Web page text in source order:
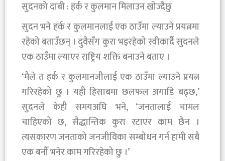
सुदनको दाबी : हर्क र कुलमान मिलाउन खोज्दैछु
सुदन भने हर्क र कुलमानलाई एक ठाउँमा ल्याउने प्रयत्नमा
रहेको बताउँछन् । दुवैसँग कुरा भइरहेको स्वीकार्दै सुदनले
एक ठाउँमा ल्याएर राष्ट्रिय शक्ति बनाउने बताए ।
‘मैले त हर्क र कुलमानजीलाई एक ठाउँमा ल्याउने प्रयत्न
गरिरहेको छु । यही हिसाबमा छलफल अगाडि बढ्छ,’
सुदनले केही समयअघि भने, ‘जनतालाई चामल
चाहिएको छ, सैद्धान्तिक कुरा रटाएर काम छैन ।
त्यसकारण जनताको जनजीविका सम्बोधन गर्न हामी सबै
एक बनौँ भनेर काम गरिरहेको छु ।’